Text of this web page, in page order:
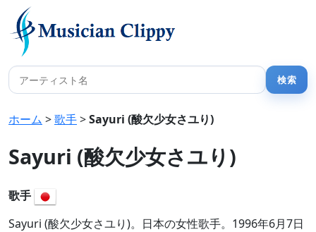
ホーム >歌手>Sayuri (酸欠少女さユり)
Sayuri (酸欠少女さユり)
歌手
Sayuri (酸欠少女さユり)。日本の女性歌手。1996年6月7日